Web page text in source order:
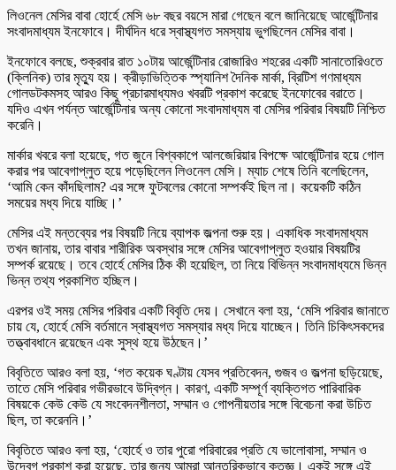
লিওনেল মেসির বাবা হোর্হে মেসি ৬৮ বছর বয়সে মারা গেছেন বলে জানিয়েছে আর্জেন্টিনার
সংবাদমাধ্যম ইনফোবে। দীর্ঘদিন ধরে স্বাস্থ্যগত সমস্যায় ভুগছিলেন মেসির বাবা।
ইনফোবে বলছে, শুক্রবার রাত ১০টায় আর্জেন্টিনার রোজারিও শহরের একটি সানাতোরিওতে
(ক্লিনিক) তার মৃত্যু হয়। ক্রীড়াভিত্তিক স্প্যানিশ দৈনিক মার্কা, ব্রিটিশ গণমাধ্যম
গোলডটকমসহ আরও কিছু প্রচারমাধ্যমও খবরটি প্রকাশ করেছে ইনফোবের বরাতে।
যদিও এখন পর্যন্ত আর্জেন্টিনার অন্য কোনো সংবাদমাধ্যম বা মেসির পরিবার বিষয়টি নিশ্চিত
করেনি।
মার্কার খবরে বলা হয়েছে, গত জুনে বিশ্বকাপে আলজেরিয়ার বিপক্ষে আর্জেন্টিনার হয়ে গোল
করার পর আবেগাপ্লুত হয়ে পড়েছিলেন লিওনেল মেসি। ম্যাচ শেষে তিনি বলেছিলেন,
‘আমি কেন কাঁদছিলাম? এর সঙ্গে ফুটবলের কোনো সম্পর্কই ছিল না। কয়েকটি কঠিন
সময়ের মধ্য দিয়ে যাচ্ছি।’
মেসির এই মন্তব্যের পর বিষয়টি নিয়ে ব্যাপক জল্পনা শুরু হয়। একাধিক সংবাদমাধ্যম
তখন জানায়, তার বাবার শারীরিক অবস্থার সঙ্গে মেসির আবেগাপ্লুত হওয়ার বিষয়টির
সম্পর্ক রয়েছে। তবে হোর্হে মেসির ঠিক কী হয়েছিল, তা নিয়ে বিভিন্ন সংবাদমাধ্যমে ভিন্ন
ভিন্ন তথ্য প্রকাশিত হচ্ছিল।
এরপর ওই সময় মেসির পরিবার একটি বিবৃতি দেয়। সেখানে বলা হয়, ‘মেসি পরিবার জানাতে
চায় যে, হোর্হে মেসি বর্তমানে স্বাস্থ্যগত সমস্যার মধ্য দিয়ে যাচ্ছেন। তিনি চিকিৎসকদের
তত্ত্বাবধানে রয়েছেন এবং সুস্থ হয়ে উঠছেন।’
বিবৃতিতে আরও বলা হয়, ‘গত কয়েক ঘণ্টায় যেসব প্রতিবেদন, গুজব ও জল্পনা ছড়িয়েছে,
তাতে মেসি পরিবার গভীরভাবে উদ্বিগ্ন। কারণ, একটি সম্পূর্ণ ব্যক্তিগত পারিবারিক
বিষয়কে কেউ কেউ যে সংবেদনশীলতা, সম্মান ও গোপনীয়তার সঙ্গে বিবেচনা করা উচিত
ছিল, তা করেননি।’
বিবৃতিতে আরও বলা হয়, ‘হোর্হে ও তার পুরো পরিবারের প্রতি যে ভালোবাসা, সম্মান ও
উদ্বেগ প্রকাশ করা হয়েছে, তার জন্য আমরা আন্তরিকভাবে কৃতজ্ঞ। একই সঙ্গে এই